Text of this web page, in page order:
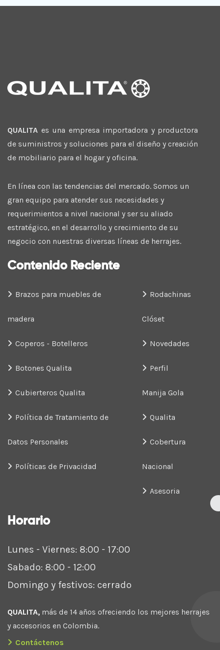
QUALITA es una empresa importadora y productora
de suministros y soluciones para el diseño y creación
de mobiliario para el hogar y oficina.
En línea con las tendencias del mercado. Somos un
gran equipo para atender sus necesidades y
requerimientos a nivel nacional y ser su aliado
estratégico, en el desarrollo y crecimiento de su
negocio con nuestras diversas líneas de herrajes.
Contenido Reciente
Brazos para muebles de
madera
Coperos - Botelleros
Botones Qualita
Cubierteros Qualita
Política de Tratamiento de
Datos Personales
Políticas de Privacidad
Rodachinas
Clóset
Novedades
Perfil
Manija Gola
Qualita
Cobertura
Nacional
Asesoria
Horario
Lunes - Viernes: 8:00 - 17:00
Sabado: 8:00 - 12:00
Domingo y festivos: cerrado
QUALITA, más de 14 años ofreciendo los mejores herrajes
y accesorios en Colombia.
Contáctenos